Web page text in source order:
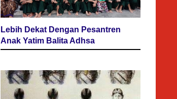
Lebih Dekat Dengan Pesantren
Anak Yatim Balita Adhsa